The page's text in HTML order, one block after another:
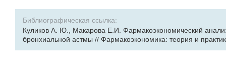
Библиографическая ссылка:
Куликов А. Ю., Макарова Е.И. Фармакоэкономический
бронхиальной астмы // Фармакоэкономика: теория и